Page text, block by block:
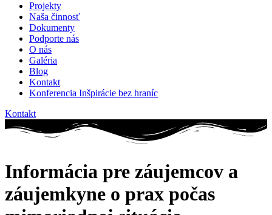
Projekty
Naša činnosť
Dokumenty
Podporte nás
O nás
Galéria
Blog
Kontakt
Konferencia Inšpirácie bez hraníc
Kontakt
Informácia pre záujemcov a
záujemkyne o prax počas